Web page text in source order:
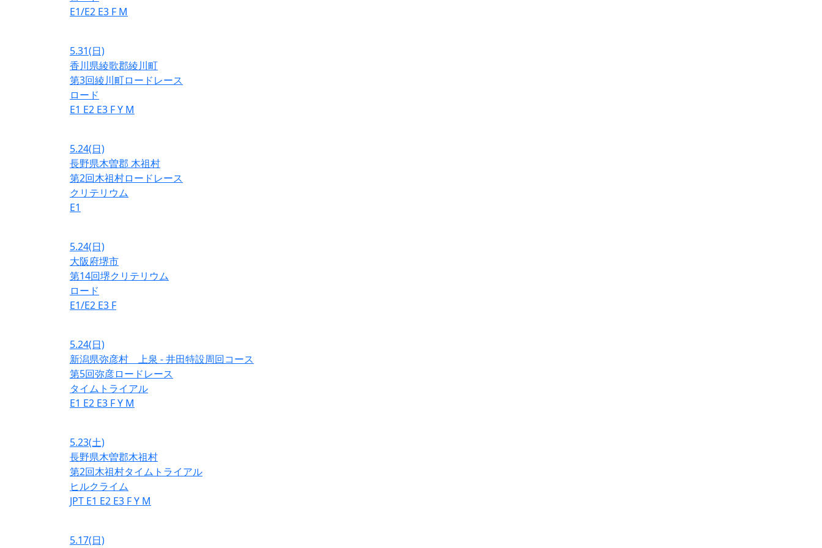
E1/E2 E3 F M
5.31(日)
香川県綾歌郡綾川町
第3回綾川町ロードレース
ロード
E1 E2 E3 FY M
5.24(日)
長野県木曽郡 木祖村
第2回木祖村ロードレース
クリテリウム
E1
5.24(日)
大阪府堺市
第14回堺クリテリウム
ロード
E1/E2 E3 F
5.24(日)
新潟県弥彦村 上泉 - 井田特設周回コース
第5回弥彦ロードレース
タイムトライアル
E1 E2 E3 FY M
5.23(土)
長野県木曽郡木祖村
第2回木祖村タイムトライアル
ヒルクライム
JPT E1 E2 E3 FY M
5.17(日)